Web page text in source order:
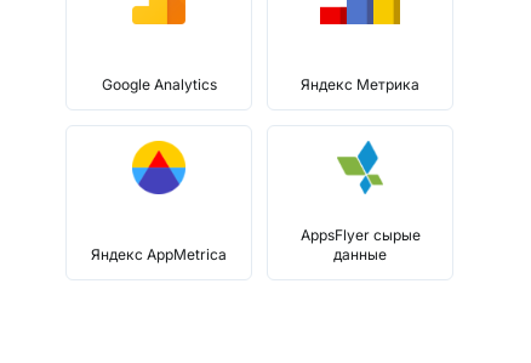
Google Analytics Яндекс Метрика
Яндекс AppMetrica
AppsFlyer сырые
данные